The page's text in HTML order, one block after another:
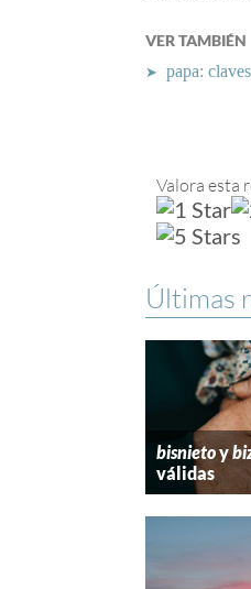
VER TAMBIÉN
➤ papa:
Valora esta
Últimas
bisnietoy
válidas